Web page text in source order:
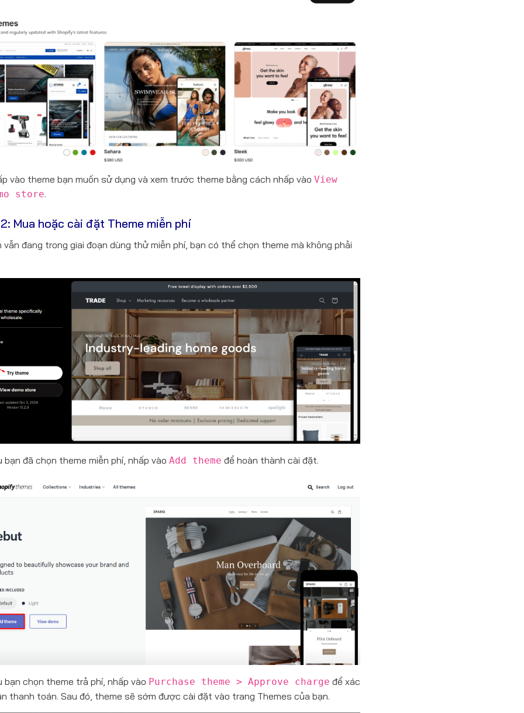
vào theme bạn muốn sử dụng và xem trước theme bằng cách nhấp vào View
store.
Mua hoặc cài đặt Theme miễn phí
vẫn đang trong giai đoạn dùng thử miễn phí, bạn có thể chọn theme mà không phải
bạn đã chọn theme miễn phí, nhấp vào Add theme để hoàn thành cài đặt.
bạn chọn theme trả phí, nhấp vào Purchase theme > Approve charge để xác
thanh toán. Sau đó, theme sẽ sớm được cài đặt vào trang Themes của bạn.